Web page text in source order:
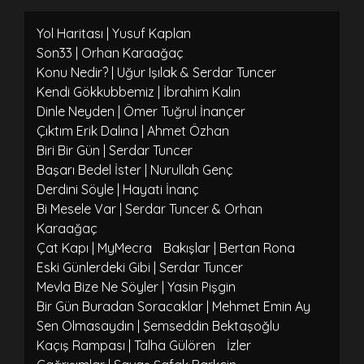
Yol Haritası | Yusuf Kaplan
Son33 | Orhan Karaağaç
Konu Nedir? | Uğur Işılak & Serdar Tuncer
Kendi Gökkubbemiz | İbrahim Kalın
Dinle Neyden | Ömer Tuğrul İnançer
Çıktım Erik Dalına | Ahmet Özhan
Biri Bir Gün | Serdar Tuncer
Başarı Bedel İster | Nurullah Genç
Derdini Söyle | Hayati İnanç
Bi Mesele Var | Serdar Tuncer & Orhan
Karaağaç
Çat Kapı | MyMecra
Bakışlar | Bertan Rona
Eski Günlerdeki Gibi | Serdar Tuncer
Mevla Bize Ne Söyler | Yasin Pişgin
Bir Gün Buradan Soracaklar | Mehmet Emin Ay
Sen Olmasaydın | Şemseddin Bektaşoğlu
Kaçış Rampası | Talha Gülören
İzler